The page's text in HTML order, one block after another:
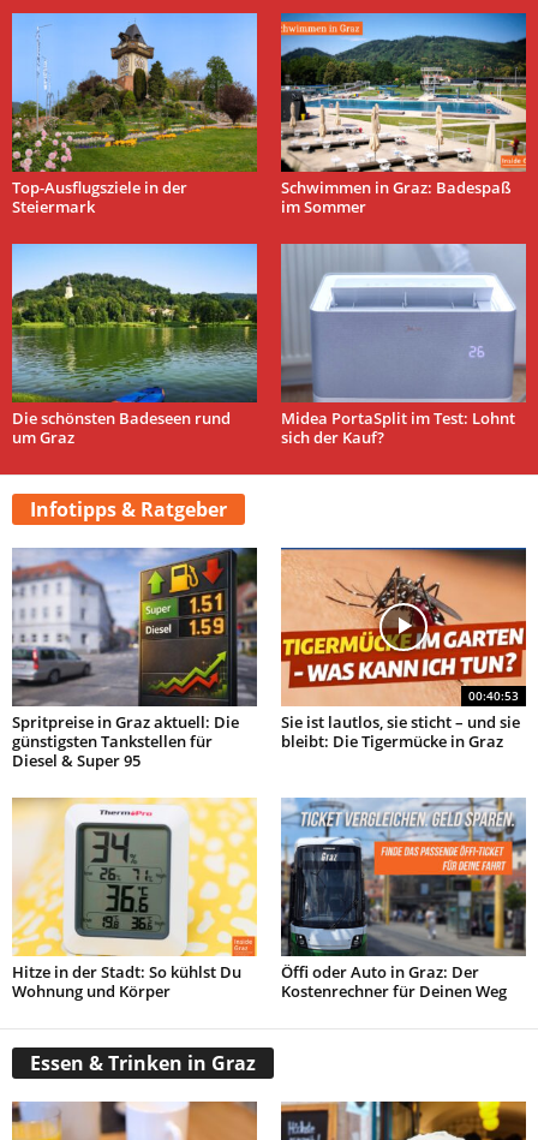
Top-Ausflugsziele in der
Steiermark
Schwimmen in Graz: Badespaß
im Sommer
Die schönsten Badeseen rund
um Graz
Midea PortaSplit im Test: Lohnt
sich der Kauf?
Infotipps & Ratgeber
Spritpreise in Graz aktuell: Die
günstigsten Tankstellen für
Diesel & Super 95
00:40:53
Sie ist lautlos, sie sticht – und sie
bleibt: Die Tigermücke in Graz
Hitze in der Stadt: So kühlst Du
Wohnung und Körper
Öffi oder Auto in Graz: Der
Kostenrechner für Deinen Weg
Essen & Trinken in Graz